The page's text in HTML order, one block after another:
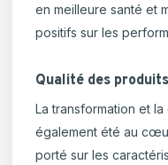
en meilleure santé et
positifs sur les
Qualité des
La transformation et
également été au
porté sur les